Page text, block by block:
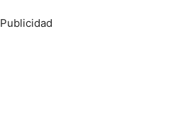
Publicidad